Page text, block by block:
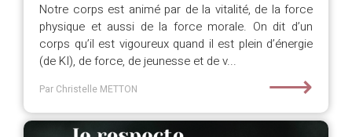
Notre corps est animé par de la vitalité, de la force
physique et aussi de la force morale. On dit d’un
corps qu’il est vigoureux quand il est plein d’énergie
(de KI), de force, de jeunesse et de v...
Par Christelle METTON ⟶